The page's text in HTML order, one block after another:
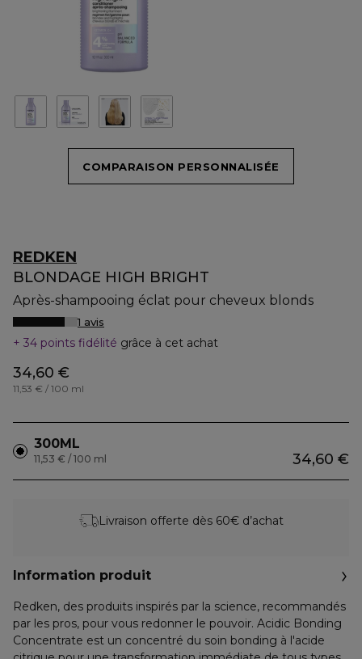
COMPARAISON PERSONNALISÉE
REDKEN
BLONDAGE HIGH BRIGHT
Après-shampooing éclat pour cheveux blonds
1 avis
34 points fidélité grâce à cet achat
34,60 €
11,53 € / 100 ml
300ML
34,60 €
11,53 € / 100 ml
Livraison offerte dès 60€ d’achat
Information produit
Redken, des produits inspirés par la science, recommandés
par les pros, pour vous redonner le pouvoir. Acidic Bonding
Concentrate est un concentré du soin bonding à l'acide